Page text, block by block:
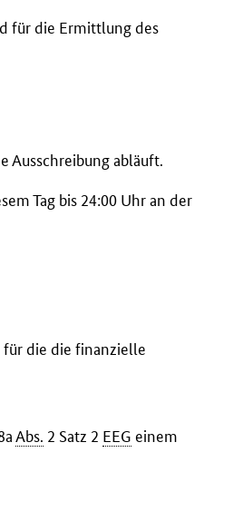
für die Ermittlung des
Ausschreibung abläuft.
Tag bis 24:00 Uhr an der
die die finanzielle
Abs. 2 Satz 2 EEG einem